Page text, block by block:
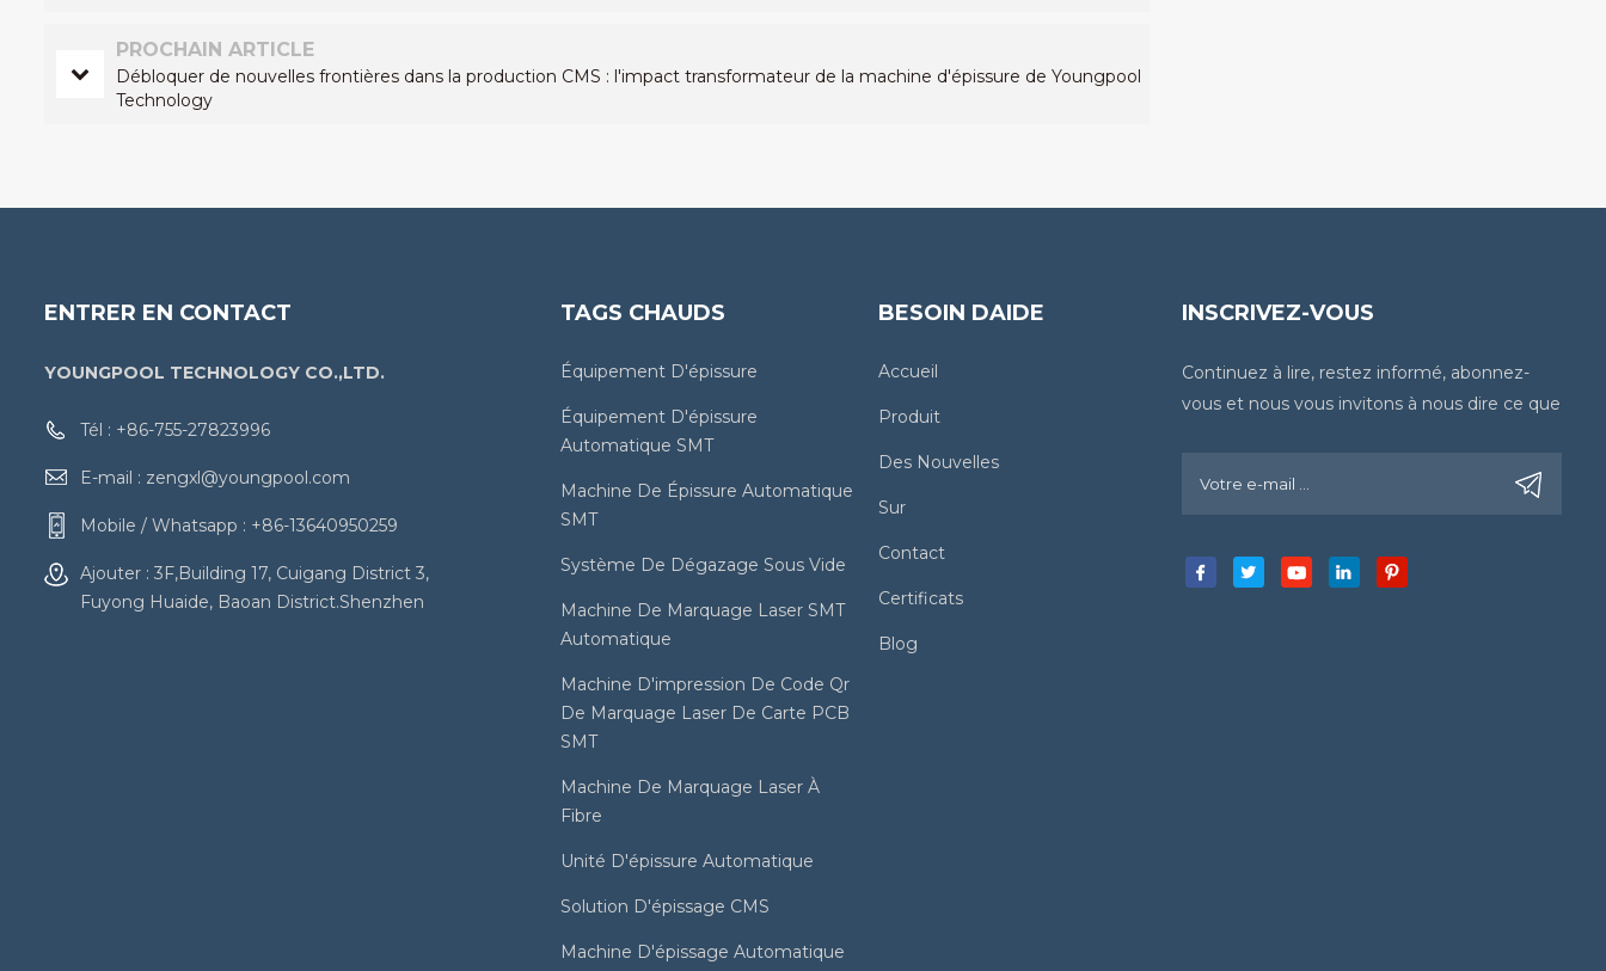
PROCHAIN ARTICLE
Débloquer de nouvelles frontières dans la production CMS : l'impact transformateur de la machine d'épissure de Youngpool
Technology
ENTRER EN CONTACT
YOUNGPOOL TECHNOLOGY CO.,LTD.
Tél : +86-755-27823996
E-mail : zengxl@youngpool.com
Mobile / Whatsapp : +86-13640950259
Ajouter : 3F,Building 17, Cuigang District 3,
Fuyong Huaide, Baoan District.Shenzhen
TAGS CHAUDS
Équipement D'épissure
Équipement D'épissure
Automatique SMT
Machine De Épissure Automatique
SMT
Système De Dégazage Sous Vide
Machine De Marquage Laser SMT
Automatique
Machine D'impression De Code Qr
De Marquage Laser De Carte PCB
SMT
Machine De Marquage Laser À
Fibre
Unité D'épissure Automatique
Solution D'épissage CMS
Machine D'épissage Automatique
BESOIN DAIDE
Accueil
Produit
Des Nouvelles
Sur
Contact
Certificats
Blog
INSCRIVEZ-VOUS
Continuez à lire, restez informé, abonnez-
vous et nous vous invitons à nous dire ce que